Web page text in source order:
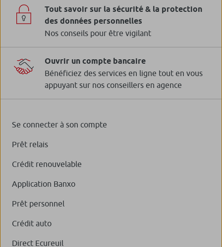
Tout savoir sur la sécurité & la protection
des données personnelles
Nos conseils pour être vigilant
Ouvrir un compte bancaire
Bénéficiez des services en ligne tout en vous
appuyant sur nos conseillers en agence
Se connecter à son compte
Prêt relais
Crédit renouvelable
Application Banxo
Prêt personnel
Crédit auto
Direct Ecureuil